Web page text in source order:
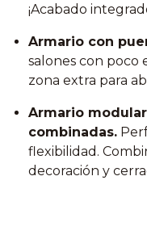
¡Acabado
Armario con
salones con poco
zona extra para
Armario
combinadas.
flexibilidad.
decoración y